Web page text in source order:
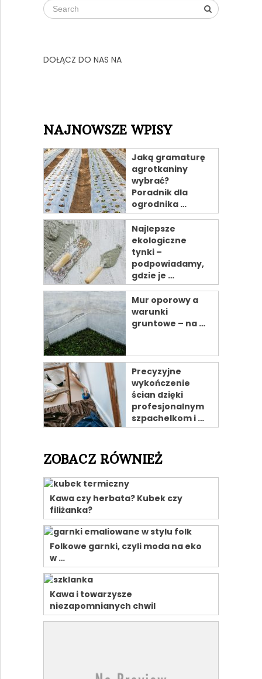
DOŁĄCZ DO NAS NA
NAJNOWSZE WPISY
Jaką gramaturę
agrotkaniny
wybrać?
Poradnik dla
ogrodnika …
Najlepsze
ekologiczne
tynki –
podpowiadamy,
gdzie je …
Mur oporowy a
warunki
gruntowe – na …
Precyzyjne
wykończenie
ścian dzięki
profesjonalnym
szpachelkom i …
ZOBACZ RÓWNIEŻ
Kawa czy herbata? Kubek czy
filiżanka?
Folkowe garnki, czyli moda na eko
w …
Kawa i towarzysze
niezapomnianych chwil